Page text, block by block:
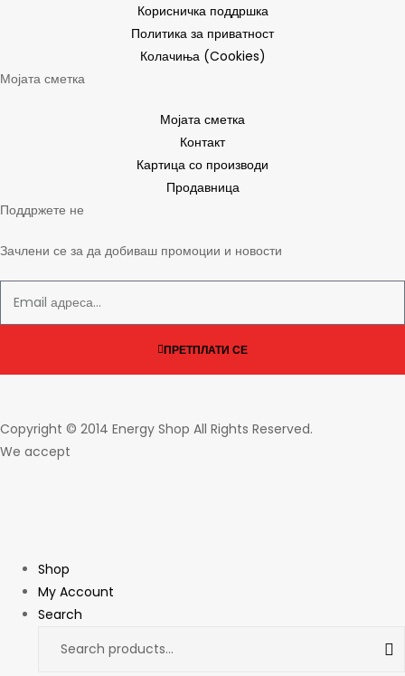
Корисничка поддршка
Политика за приватност
Колачиња (Cookies)
Мојата сметка
Мојата сметка
Контакт
Картица со производи
Продавница
Поддржете не
Зачлени се за да добиваш промоции и новости
ПРЕТПЛАТИ СЕ
Copyright © 2014 Energy Shop All Rights Reserved.
We accept
Shop
My Account
Search